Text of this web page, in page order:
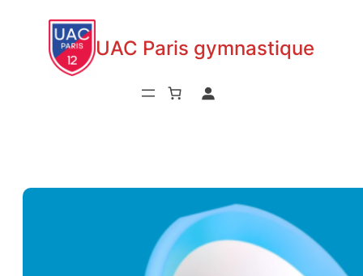
contenu
UAC Paris gymnastique